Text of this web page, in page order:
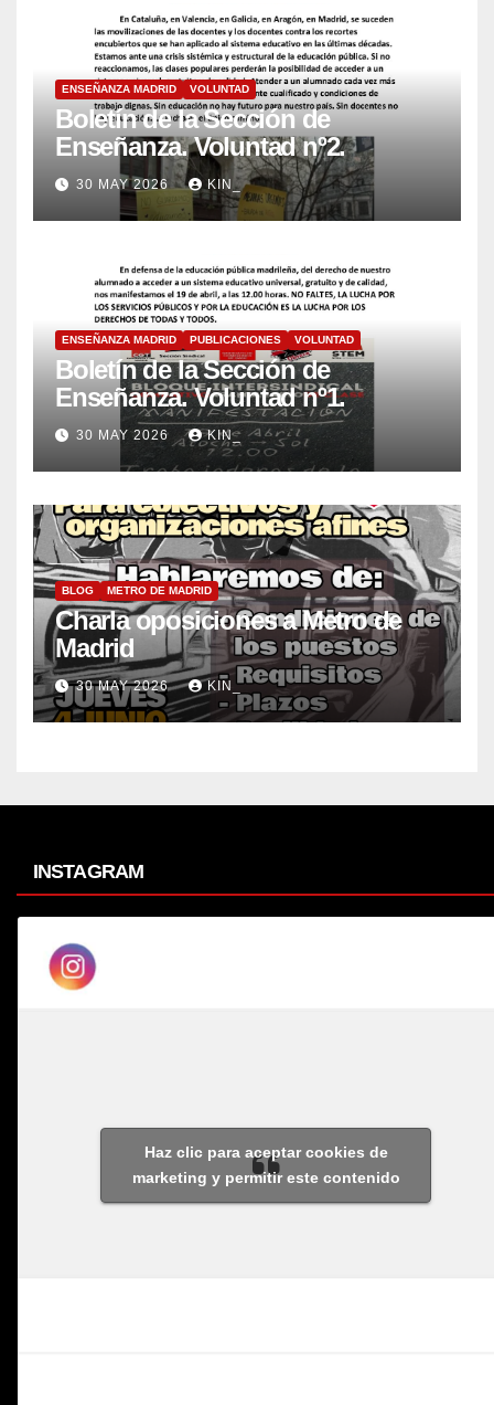
ENSEÑANZA MADRID VOLUNTAD
Boletín de la Sección de
Enseñanza. Voluntad nº2.
30 MAY 2026 KIN_
ENSEÑANZA MADRID PUBLICACIONES VOLUNTAD
Boletín de la Sección de
Enseñanza. Voluntad nº1.
30 MAY 2026 KIN_
BLOG METRO DE MADRID
Charla oposiciones a Metro de
Madrid
30 MAY 2026 KIN_
INSTAGRAM
Haz clic para aceptar cookies de
marketing y permitir este contenido